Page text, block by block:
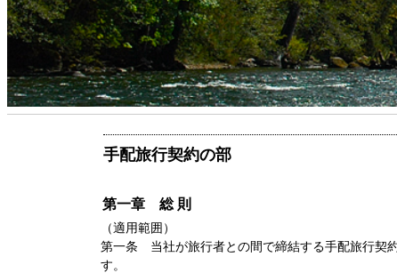
手配旅行契約の部
第一章 総 則
（適用範囲）
第一条 当社が旅行者との間で締結する手配旅行契
す。